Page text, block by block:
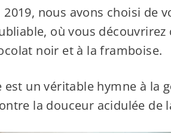
2019, nous avons choisi de
où vous
noir et à la framboise.
est un véritable hymne à la
la douceur acidulée de